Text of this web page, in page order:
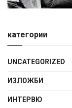
категории
UNCATEGORIZED
ИЗЛОЖБИ
ИНТЕРВЮ